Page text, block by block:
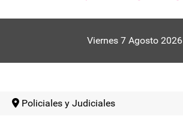
Viernes 7 Agosto 2026
Policiales y Judiciales